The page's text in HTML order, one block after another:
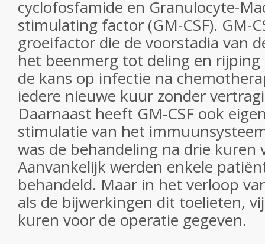
cyclofosfamide en Granulocyte-
stimulating factor (GM-CSF). GM-
groeifactor die de voorstadia van
het beenmerg tot deling en
de kans op infectie na
iedere nieuwe kuur zonder
Daarnaast heeft GM-CSF ook
stimulatie van het
was de behandeling na drie kuren
Aanvankelijk werden enkele
behandeld. Maar in het verloop
als de bijwerkingen dit toelieten,
kuren voor de operatie gegeven.